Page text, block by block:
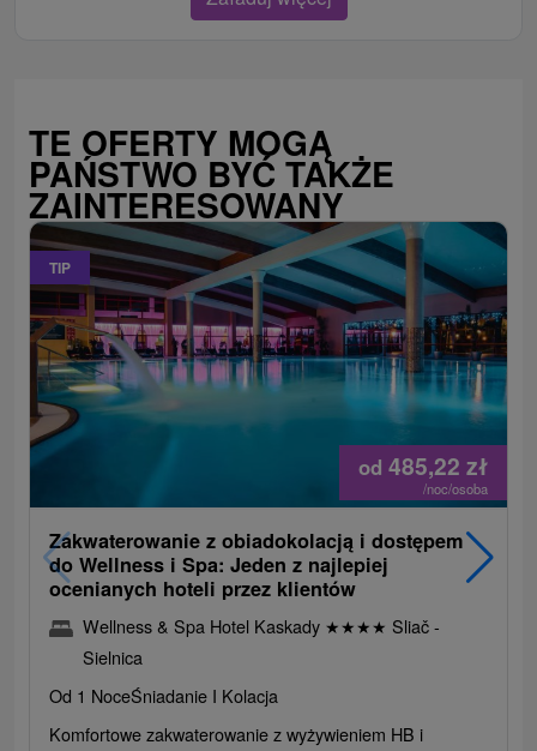
TE OFERTY MOGĄ
PAŃSTWO BYĆ TAKŻE
ZAINTERESOWANY
TIP
od 485,22 zł
/noc/osoba
Zakwaterowanie z obiadokolacją i dostępem
do Wellness i Spa: Jeden z najlepiej
ocenianych hoteli przez klientów
Wellness & Spa Hotel Kaskady ★★★★ Sliač -
Sielnica
Od 1 NoceŚniadanie I Kolacja
Komfortowe zakwaterowanie z wyżywieniem HB i